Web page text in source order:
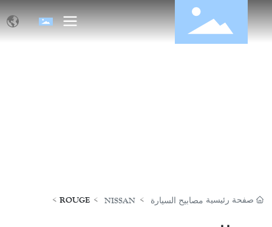
صفحة رئيسية مصابيح السيارة NISSAN
ROUGE